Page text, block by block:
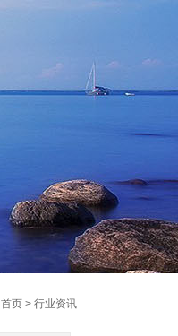
首页 > 行业资讯